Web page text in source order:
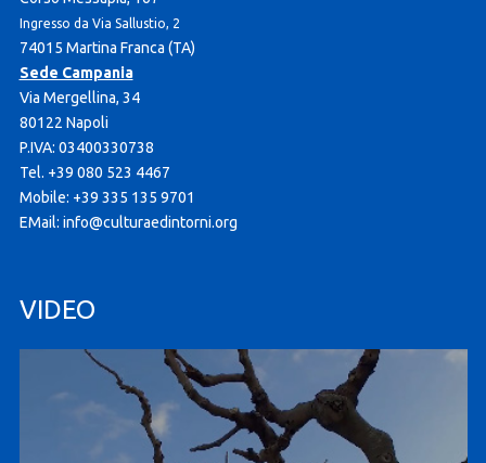
Ingresso da Via Sallustio, 2
74015 Martina Franca (TA)
Sede Campania
Via Mergellina, 34
80122 Napoli
P.IVA: 03400330738
Tel. +39 080 523 4467
Mobile: +39 335 135 9701
EMail: info@culturaedintorni.org
VIDEO